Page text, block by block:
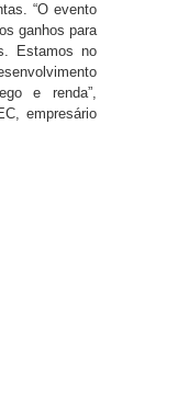
“O evento
ganhos para
Estamos no
e renda”,
empresário